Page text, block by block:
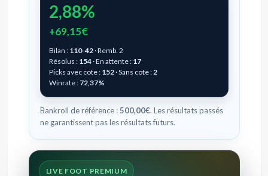
2,88%
+69,15€
Bilan : 110-42· Remb. 2
Résolus : 154· En attente : 17
Picks avec cote : 152· Sans cote : 2
Winrate : 72,37%
Bankroll de référence :500,00€. Les résultats passés
ne garantissent pas les résultats futurs.
LIVE FOOT PREMIUM